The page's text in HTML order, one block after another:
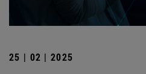
25 | 02 | 2025